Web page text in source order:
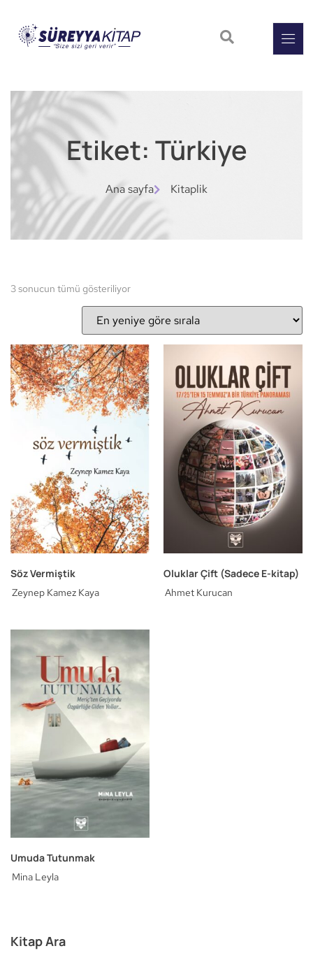
Etiket: Türkiye
Ana sayfa Kitaplik
Kitap Ara
3 sonucun tümü gösteriliyor
Söz Vermiştik
Zeynep Kamez Kaya
Oluklar Çift (Sadece E-kitap)
Ahmet Kurucan
Umuda Tutunmak
Mina Leyla